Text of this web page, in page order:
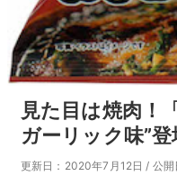
見た目は焼肉！
ガーリック味”登
更新日：2020年7月12日 / 公